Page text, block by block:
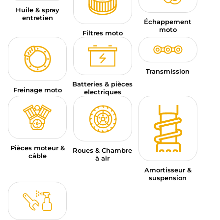
BONS PLANS ET PROMO
CARTES CADEAUX
— MODIFIER
MARQUES
CONSEILS
NOUS CONTACTER
Huile & spray
entretien
Filtres moto
Échappement
moto
Freinage moto
Batteries & pièces
electriques
Transmission
Pièces moteur &
câble
Roues & Chambre
à air
Amortisseur &
suspension